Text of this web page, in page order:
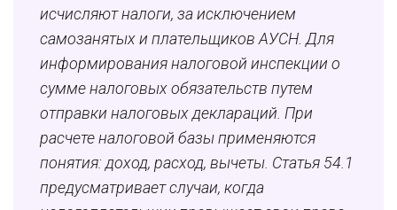
исчисляют налоги, за исключением
самозанятых и плательщиков АУСН. Для
информирования налоговой инспекции о
сумме налоговых обязательств путем
отправки налоговых деклараций. При
расчете налоговой базы применяются
понятия: доход, расход, вычеты. Статья 54.1
предусматривает случаи, когда